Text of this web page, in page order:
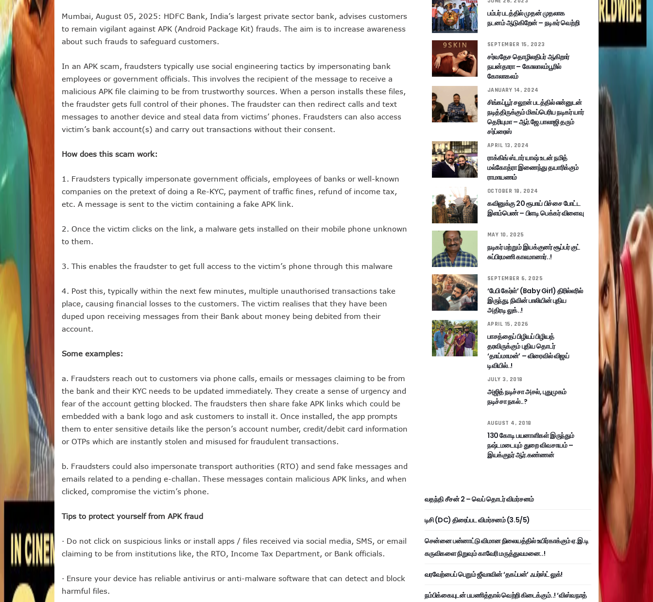
Mumbai, August 05, 2025: HDFC Bank, India’s largest private sector bank, advises customers
to remain vigilant against APK (Android Package Kit) frauds. The aim is to increase awareness
about such frauds to safeguard customers.
In an APK scam, fraudsters typically use social engineering tactics by impersonating bank
employees or government officials. This involves the recipient of the message to receive a
malicious APK file claiming to be from trustworthy sources. When a person installs these files,
the fraudster gets full control of their phones. The fraudster can then redirect calls and text
messages to another device and steal data from victims’ phones. Fraudsters can also access
victim’s bank account(s) and carry out transactions without their consent.
How does this scam work:
1. Fraudsters typically impersonate government officials, employees of banks or well-known
companies on the pretext of doing a Re-KYC, payment of traffic fines, refund of income tax,
etc. A message is sent to the victim containing a fake APK link.
2. Once the victim clicks on the link, a malware gets installed on their mobile phone unknown
to them.
3. This enables the fraudster to get full access to the victim’s phone through this malware
4. Post this, typically within the next few minutes, multiple unauthorised transactions take
place, causing financial losses to the customers. The victim realises that they have been
duped upon receiving messages from their Bank about money being debited from their
account.
Some examples:
a. Fraudsters reach out to customers via phone calls, emails or messages claiming to be from
the bank and their KYC needs to be updated immediately. They create a sense of urgency and
fear of the account getting blocked. The fraudsters then share fake APK links which could be
embedded with a bank logo and ask customers to install it. Once installed, the app prompts
them to enter sensitive details like the person’s account number, credit/debit card information
or OTPs which are instantly stolen and misused for fraudulent transactions.
b. Fraudsters could also impersonate transport authorities (RTO) and send fake messages and
emails related to a pending e-challan. These messages contain malicious APK links, and when
clicked, compromise the victim’s phone.
Tips to protect yourself from APK fraud
· Do not click on suspicious links or install apps / files received via social media, SMS, or email
claiming to be from institutions like, the RTO, Income Tax Department, or Bank officials.
· Ensure your device has reliable antivirus or anti-malware software that can detect and block
harmful files.
பம்பர் படத்தில் முதன் முதலாக
நடனம் ஆடுகிறேன் – நடிகர் வெற்றி
SEPTEMBER 15, 2023
சர்வதேச தொழிலதிபர் ஆகிறார்
நயன்தாரா – கோலாலம்பூரில்
கோலாகலம்
JANUARY 14, 2024
சிங்கப்பூர் சலூன் படத்தில் என்னுடன்
நடித்திருக்கும் மிகப்பெரிய நடிகர் யார்
தெரியுமா – ஆர்.ஜே.பாலாஜி தரும்
சர்ப்ரைஸ்
APRIL 13, 2024
ராக்கிங் ஸ்டார் யாஷ் உடன் நமித்
மல்கோத்ரா இணைந்து தயாரிக்கும்
ராமாயணம்
OCTOBER 18, 2024
கவினுக்கு 20 ரூபாய் பிச்சை போட்ட
இளம்பெண் – பிளடி பெக்கர் விளைவு
MAY 10, 2025
நடிகர் மற்றும் இயக்குனர் சூப்பர் குட்
சுப்பிரமணி காலமானார்..!
SEPTEMBER 6, 2025
‘பேபி கேர்ள்’ (Baby Girl) திரில்லரில்
இருந்து, நிவின் பாலியின் புதிய
அதிரடி லுக்..!
APRIL 15, 2026
பாசத்தைப் பிழியப் பிழியத்
தரவிருக்கும் புதிய தொடர்
‘தாய்மாமன்’ – விரைவில் விஜய்
டிவியில்..!
JULY 3, 2018
அஜித் நடிச்சா அசல், புதுமுகம்
நடிச்சா நகல்..?
AUGUST 4, 2018
130 கோடி பயனாளிகள் இருந்தும்
நஷ்டமடையும் துறை விவசாயம் –
இயக்குநர் ஆர்.கண்ணன்
வதந்தி சீசன் 2 – வெப் தொடர் விமர்சனம்
டிசி (DC) திரைப்பட விமர்சனம் (3.5/5)
சென்னை பன்னாட்டு விமான நிலையத்தில் உயிர்காக்கும் ஏ.இ.டி
கருவிகளை நிறுவும் காவேரி மருத்துவமனை..!
வரவேற்பைப் பெறும் ஜீவாவின் ‘தகப்பன்’ ஃபர்ஸ்ட் லுக்!
நம்பிக்கையுடன் பயணித்தால் வெற்றி கிடைக்கும்..! ‘விஸ்வநாத்